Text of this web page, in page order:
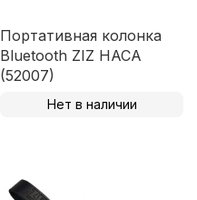
Портативная колонка
Bluetooth ZIZ НАСА
(52007)
Нет в наличии